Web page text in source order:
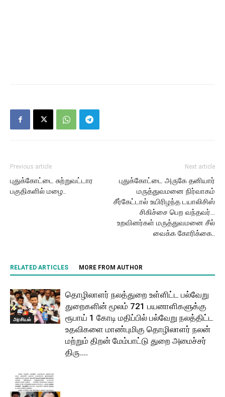
Previous article
புதுக்கோட்டை சுற்றுவட்டார
பகுதிகளில் மழை..
Next article
புதுக்கோட்டை அருகே தனியார்
மருத்துவமனை நிர்வாகம்
சீர்கேட்டால் உயிரிழந்த டயாலிசிஸ்
சிகிச்சை பெற வந்தவர்…
உறவினர்கள் மருத்துவமனை சீல்
வைக்க கோரிக்கை..
RELATED ARTICLES MORE FROM AUTHOR
அரசியல்
தொழிலாளர் நலத்துறை உள்ளிட்ட பல்வேறு
துறைகளின் மூலம் 721 பயனாளிகளுக்கு
ரூபாய் 1 கோடி மதிப்பில் பல்வேறு நலத்திட்ட
உதவிகளை மாண்புமிகு தொழிலாளர் நலன்
மற்றும் திறன் மேம்பாட்டு துறை அமைச்சர்
திரு....